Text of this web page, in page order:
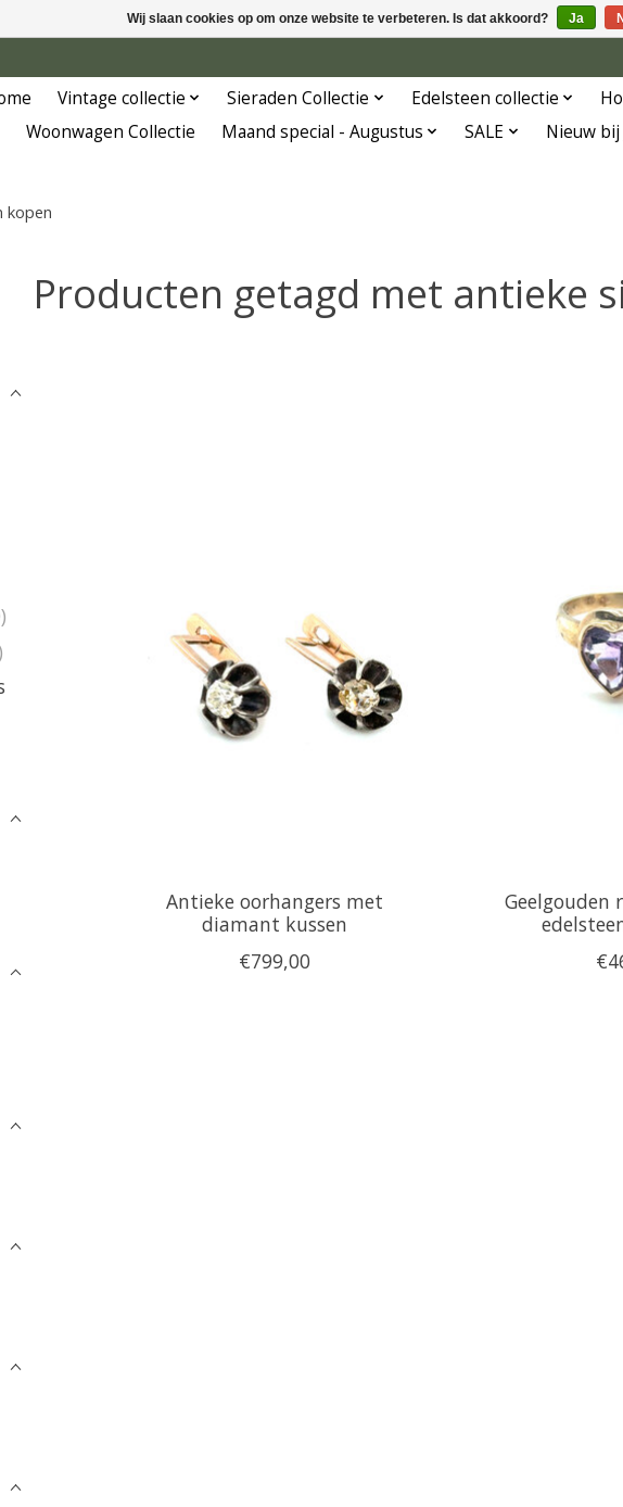
Vintage collectie Sieraden Collectie Edelsteen collectie
Woonwagen Collectie
Maand special - Augustus SALE Nieuw bij
kopen
Producten getagd met antieke
Antieke oorhangers met
diamant kussen
€799,00
Geelgouden
Wij slaan cookies op om onze website te verbeteren. Is dat akkoord? Ja